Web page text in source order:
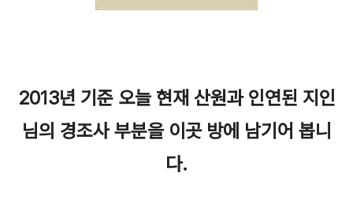
2013년 기준 오늘 현재 산원과 인연된 지인
님의 경조사 부분을 이곳 방에 남기어 봅니
다.